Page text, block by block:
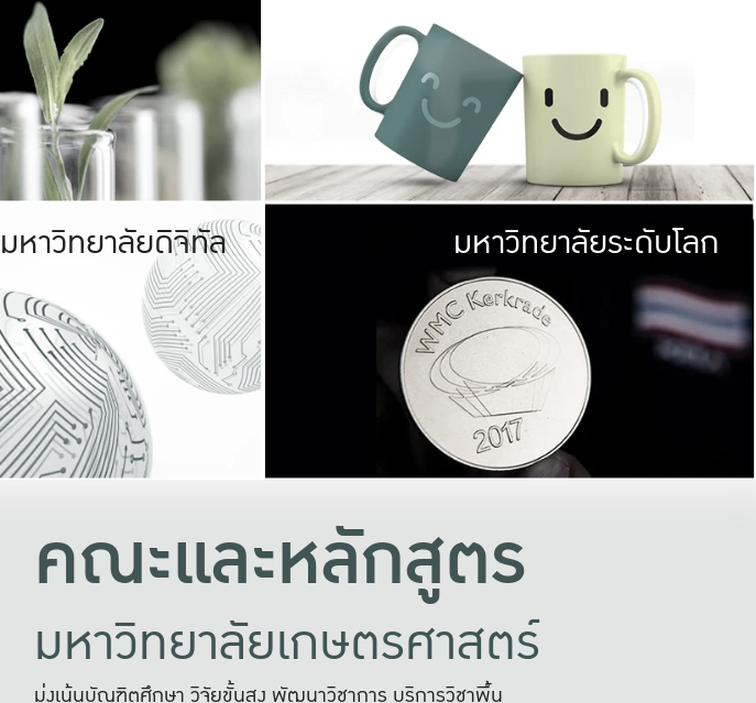
เกษตรศาสตร์ มีพื้นที่เขียวสดใส หนาแน่น
เป็นป่าในเมือง (URBAN FOREST)
เกษตรในเมือง (URBAN AGRICULTURE)
ที่นับรวมกันได้ประมาณ 1,400 ไร่
ให้กับประชาชน
มหาวิทยาลัยรับผิดชอบต่อสังคม
ร่วมมือกับชุมชน เพื่อความกินดีอยู่ดี
และความสุขอย่างยั่งยืน
มองปัญหาในภาพกว้าง
แก้ไขจากปัญหาจุดเล็กๆ
มหาวิทยาลัยดิจิทัล มหาวิทยา
พร้อมที่จ
และผลักดันในการใช้ระบบส
เพื่อการทำงานแ
มหาวิทยาลัยระดับโลก
คณะและหลักสูตร
มหาวิทยาลัยเกษตรศาสตร์
มุ่งเน้นบัณฑิตศึกษา วิจัยขั้นสูง พัฒนาวิชาการ บริการวิชาพื้น